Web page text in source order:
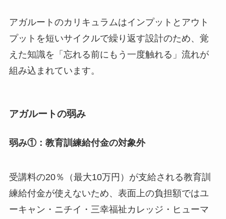
アガルートのカリキュラムはインプットとアウト
プットを短いサイクルで繰り返す設計のため、覚
えた知識を「忘れる前にもう一度触れる」流れが
組み込まれています。
アガルートの弱み
弱み①：教育訓練給付金の対象外
受講料の20％（最大10万円）が支給される教育訓
練給付金が使えないため、表面上の負担額ではユ
ーキャン・ニチイ・三幸福祉カレッジ・ヒューマ